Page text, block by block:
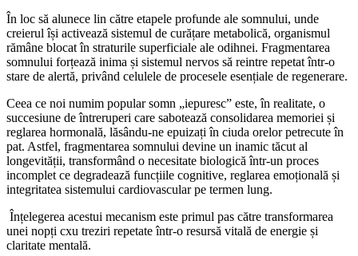
În loc să alunece lin către etapele profunde ale somnului, unde
creierul își activează sistemul de curățare metabolică, organismul
rămâne blocat în straturile superficiale ale odihnei. Fragmentarea
somnului forțează inima și sistemul nervos să reintre repetat într-o
stare de alertă, privând celulele de procesele esențiale de regenerare.
Ceea ce noi numim popular somn „iepuresc” este, în realitate, o
succesiune de întreruperi care sabotează consolidarea memoriei și
reglarea hormonală, lăsându-ne epuizați în ciuda orelor petrecute în
pat. Astfel, fragmentarea somnului devine un inamic tăcut al
longevității, transformând o necesitate biologică într-un proces
incomplet ce degradează funcțiile cognitive, reglarea emoțională și
integritatea sistemului cardiovascular pe termen lung.
Înțelegerea acestui mecanism este primul pas către transformarea
unei nopți cxu treziri repetate într-o resursă vitală de energie și
claritate mentală.